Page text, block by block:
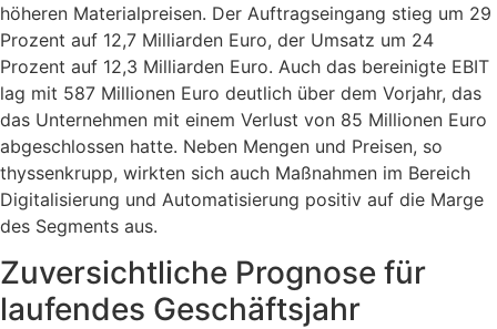
höheren Materialpreisen. Der Auftragseingang stieg um 29
Prozent auf 12,7 Milliarden Euro, der Umsatz um 24
Prozent auf 12,3 Milliarden Euro. Auch das bereinigte EBIT
lag mit 587 Millionen Euro deutlich über dem Vorjahr, das
das Unternehmen mit einem Verlust von 85 Millionen Euro
abgeschlossen hatte. Neben Mengen und Preisen, so
thyssenkrupp, wirkten sich auch Maßnahmen im Bereich
Digitalisierung und Automatisierung positiv auf die Marge
des Segments aus.
Zuversichtliche Prognose für
laufendes Geschäftsjahr